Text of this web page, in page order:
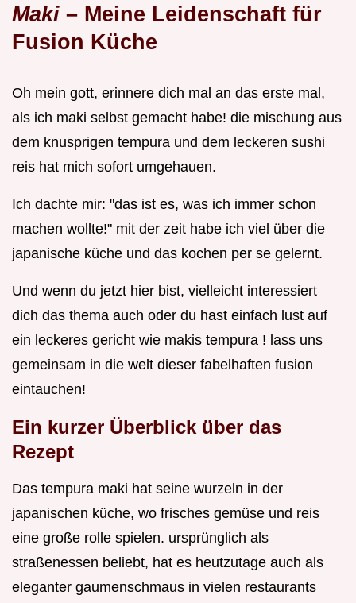
Maki – Meine Leidenschaft für
Fusion Küche
Oh mein gott, erinnere dich mal an das erste mal,
als ich maki selbst gemacht habe! die mischung aus
dem knusprigen tempura und dem leckeren sushi
reis hat mich sofort umgehauen.
Ich dachte mir: "das ist es, was ich immer schon
machen wollte!" mit der zeit habe ich viel über die
japanische küche und das kochen per se gelernt.
Und wenn du jetzt hier bist, vielleicht interessiert
dich das thema auch oder du hast einfach lust auf
ein leckeres gericht wie makis tempura ! lass uns
gemeinsam in die welt dieser fabelhaften fusion
eintauchen!
Ein kurzer Überblick über das
Rezept
Das tempura maki hat seine wurzeln in der
japanischen küche, wo frisches gemüse und reis
eine große rolle spielen. ursprünglich als
straßenessen beliebt, hat es heutzutage auch als
eleganter gaumenschmaus in vielen restaurants